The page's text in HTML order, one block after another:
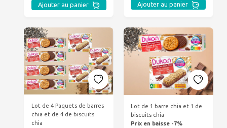
Ajouter au panier Ajouter au panier
Lot de 4 Paquets de barres
chia et de 4 de biscuits
chia
Lot de 1 barre chia et 1 de
biscuits chia
Prix en baisse -7%